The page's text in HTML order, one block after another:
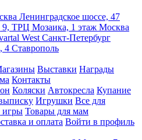
Ленинградское шоссе, 47
9, ТРЦ Мозаика, 1 этаж Москва
West Санкт-Петербург
4 Ставрополь
Выставки Награды
Контакты
Коляски Автокресла Купание
Игрушки Все для
игры Товары для мам
и оплата Войти в профиль